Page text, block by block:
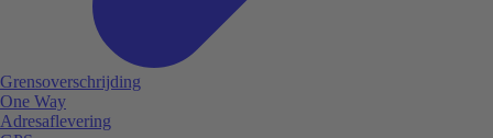
Grensoverschrijding
One Way
Adresaflevering